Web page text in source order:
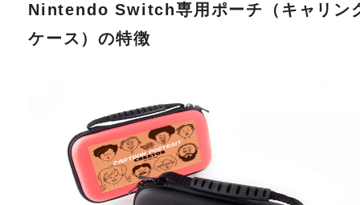
Nintendo Switch専用ポーチ（キャリン
ケース）の特徴